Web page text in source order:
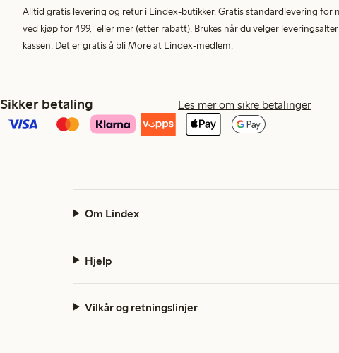
Alltid gratis levering og retur i Lindex-butikker. Gratis standardlevering for
ved kjøp for 499,- eller mer (etter rabatt). Brukes når du velger
kassen. Det er gratis å bli More at Lindex-medlem.
Sikker betaling Les mer om sikre betalinger
Om Lindex
Hjelp
Vilkår og retningslinjer